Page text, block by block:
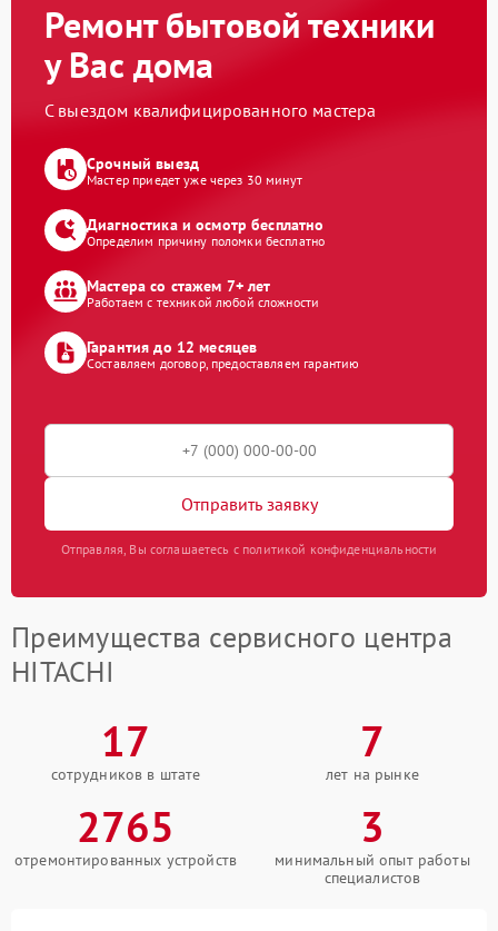
Ремонт бытовой техники
у Вас дома
С выездом квалифицированного мастера
Срочный выезд
Мастер приедет уже через 30 минут
Диагностика и осмотр бесплатно
Определим причину поломки бесплатно
Мастера со стажем 7+ лет
Работаем с техникой любой сложности
Гарантия до 12 месяцев
Составляем договор, предоставляем гарантию
Отправить заявку
Отправляя, Вы соглашаетесь с политикой конфиденциальности
Преимущества сервисного центра
HITACHI
17
сотрудников в штате
7
лет на рынке
2765
отремонтированных устройств
3
минимальный опыт работы
специалистов